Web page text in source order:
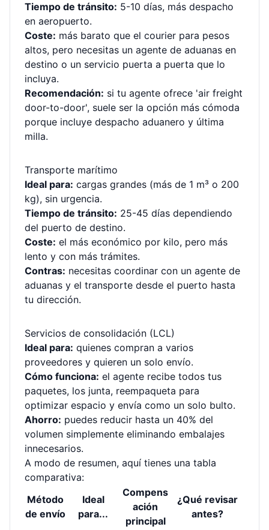
Tiempo de tránsito: 5-10 días, más despacho
en aeropuerto.
Coste: más barato que el courier para pesos
altos, pero necesitas un agente de aduanas en
destino o un servicio puerta a puerta que lo
incluya.
Recomendación: si tu agente ofrece 'air freight
door-to-door', suele ser la opción más cómoda
porque incluye despacho aduanero y última
milla.
Transporte marítimo
Ideal para: cargas grandes (más de 1 m³ o 200
kg), sin urgencia.
Tiempo de tránsito: 25-45 días dependiendo
del puerto de destino.
Coste: el más económico por kilo, pero más
lento y con más trámites.
Contras: necesitas coordinar con un agente de
aduanas y el transporte desde el puerto hasta
tu dirección.
Servicios de consolidación (LCL)
Ideal para: quienes compran a varios
proveedores y quieren un solo envío.
Cómo funciona: el agente recibe todos tus
paquetes, los junta, reempaqueta para
optimizar espacio y envía como un solo bulto.
Ahorro: puedes reducir hasta un 40% del
volumen simplemente eliminando embalajes
innecesarios.
A modo de resumen, aquí tienes una tabla
comparativa:
Método
de envío
Ideal
para...
Compens
ación
principal
¿Qué revisar
antes?